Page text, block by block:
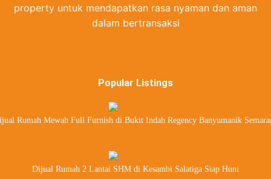
property untuk mendapatkan rasa nyaman dan aman
dalam bertransaksi
Popular Listings
Rumah Mewah Full Furnish di Bukit Indah Regency Banyumanik
Dijual Rumah 2 Lantai SHM di Kesambi Salatiga Siap Huni